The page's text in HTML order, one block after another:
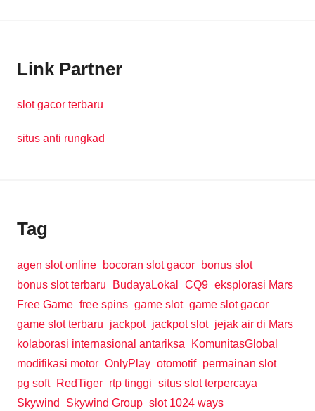
Link Partner
slot gacor terbaru
situs anti rungkad
Tag
agen slot online bocoran slot gacor
bonus slot
bonus slot terbaru
BudayaLokal CQ9 eksplorasi Mars
Free Game free spins game slot game slot gacor
game slot terbaru
jackpot jackpot slot jejak air di Mars
kolaborasi internasional antariksa
KomunitasGlobal
modifikasi motor OnlyPlay otomotif permainan slot
pg soft
RedTiger rtp tinggi situs slot terpercaya
Skywind
Skywind Group slot 1024 ways